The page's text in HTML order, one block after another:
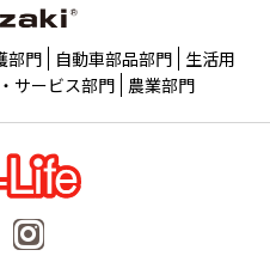
部門 自動車部品部門 生活用
サービス部門 農業部門